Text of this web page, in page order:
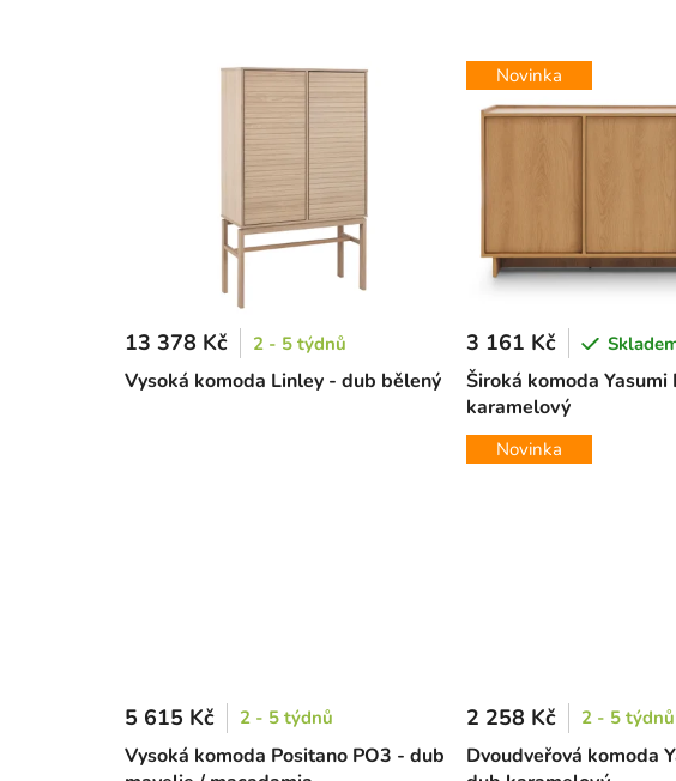
Vysoká komoda Linley - dub bělený
13 378 Kč 2 - 5 týdnů
Novinka
Široká komoda
karamelový
3 161 Kč
Vysoká komoda Positano PO3 - dub
5 615 Kč 2 - 5 týdnů
Novinka
Dvoudveřová komoda
2 258 Kč 2 - 5 týdnů